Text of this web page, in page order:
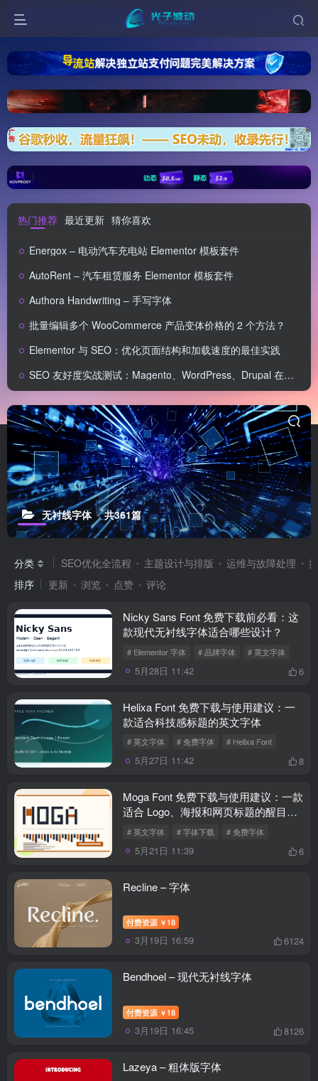
热门推荐 最近更新 猜你喜欢
Energox – 电动汽车充电站 Elementor 模板套件
AutoRent – 汽车租赁服务 Elementor 模板套件
Authora Handwriting – 手写字体
批量编辑多个 WooCommerce 产品变体价格的 2 个方法？
Elementor 与 SEO：优化页面结构和加载速度的最佳实践
SEO 友好度实战测试：Magento、WordPress、Drupal 在核心 SEO 要素上的表现对比
无衬线字体 共361篇
分类 SEO优化全流程 主题设计与排版 运维与故障处理
排序
更新 浏览 点赞 评论
Nicky Sans Font 免费下载前必看：这
款现代无衬线字体适合哪些设计？
# Elementor 字体 # 品牌字体 # 英文字体
5月28日 11:42 6
Helixa Font 免费下载与使用建议：一
款适合科技感标题的英文字体
# 英文字体 # 免费字体 # Helixa Font
5月27日 11:42 8
Moga Font 免费下载与使用建议：一款
适合 Logo、海报和网页标题的醒目英
文字体
# 英文字体 # 字体下载 # 免费字体
5月21日 11:39 6
Recline – 字体
付费资源 ￥ 18
3月19日 16:59 6124
Bendhoel – 现代无衬线字体
付费资源 ￥ 18
3月19日 16:45 8126
Lazeya – 粗体版字体